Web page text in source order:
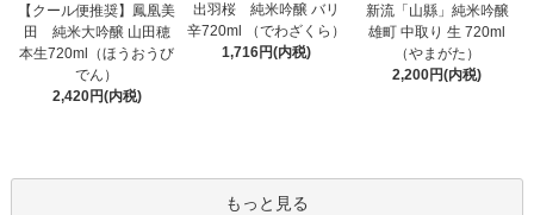
【クール便推奨】鳳凰美
田 純米大吟醸 山田穂
本生720ml（ほうおうび
でん）
2,420円(内税)
出羽桜 純米吟醸 バリ
辛720ml （でわざくら）
1,716円(内税)
新流「山縣」純米吟醸
雄町 中取り 生 720ml
（やまがた）
2,200円(内税)
もっと見る